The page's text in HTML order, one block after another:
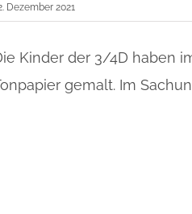
Dezember 2021
Kinder der 3/4D haben
gemalt. Im